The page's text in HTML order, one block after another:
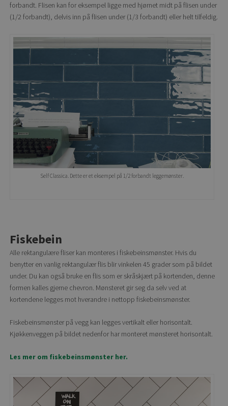
forbandt. Flisen kan for eksempel ligge med hjørnet midt på flisen under
(1/2 forbandt), delvis inn på flisen under (1/3 forbandt) eller helt tilfeldig.
Self Classica. Dette er et eksempel på 1/2 forbandt leggemønster.
Fiskebein
Alle rektangulære fliser kan monteres i fiskebeinsmønster. Hvis du
benytter en vanlig rektangulær flis blir vinkelen 45 grader som på bildet
under. Du kan også bruke en flis som er skråskjært på kortenden, denne
formen kalles gjerne chevron. Mønsteret gir seg da selv ved at
kortendene legges mot hverandre i nettopp fiskebeinsmønster.
Fiskebeinsmønster på vegg kan legges vertikalt eller horisontalt.
Kjøkkenveggen på bildet nedenfor har monteret mønsteret horisontalt.
Les mer om fiskebeinsmønster her.